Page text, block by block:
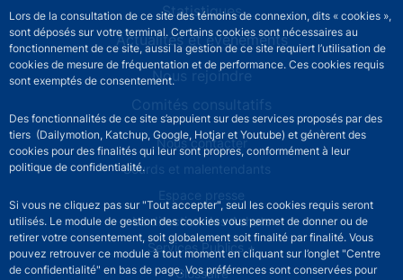
Lors de la consultation de ce site des témoins de connexion, dits « cookies »,
sont déposés sur votre terminal. Certains cookies sont nécessaires au
fonctionnement de ce site, aussi la gestion de ce site requiert l’utilisation de
cookies de mesure de fréquentation et de performance. Ces cookies requis
sont exemptés de consentement.
Des fonctionnalités de ce site s’appuient sur des services proposés par des
tiers (Dailymotion, Katchup, Google, Hotjar et Youtube) et génèrent des
cookies pour des finalités qui leur sont propres, conformément à leur
politique de confidentialité.
Si vous ne cliquez pas sur "Tout accepter", seul les cookies requis seront
utilisés. Le module de gestion des cookies vous permet de donner ou de
retirer votre consentement, soit globalement soit finalité par finalité. Vous
pouvez retrouver ce module à tout moment en cliquant sur l’onglet "Centre
de confidentialité" en bas de page. Vos préférences sont conservées pour
Statistiques
Actualités et événements
Nous rejoindre
Comités consultatifs
Footer secondary menuNous contacter
Sourds et malentendants
Espace presse
La direction des Achats
Services Publics +
Glossaire